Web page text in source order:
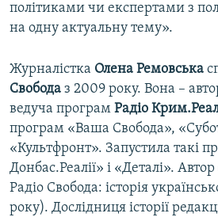
політиками чи експертами з
на одну актуальну тему».
Журналістка Олена Ремовська
Свобода з 2009 року. Вона –
ведуча програм Радіо
програм «Ваша Свобода»,
«Культфронт». Запустила такі
Донбас.Реалії» і «Деталі».
Радіо Свобода: історія
року). Дослідниця історії